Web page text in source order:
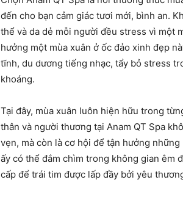
đến cho bạn cảm giác tươi mới, bình an.
thể và da dẻ mỗi người đều stress vì một
hưởng một mùa xuân ở ốc đảo xinh đẹp
tĩnh, du dương tiếng nhạc, tẩy bỏ stress
khoáng.
Tại đây, mùa xuân luôn hiện hữu trong
thân và người thương tại Anam QT Spa
vẹn, mà còn là cơ hội để tận hưởng
ấy có thể đắm chìm trong không gian êm
cấp để trái tim được lấp đầy bởi yêu